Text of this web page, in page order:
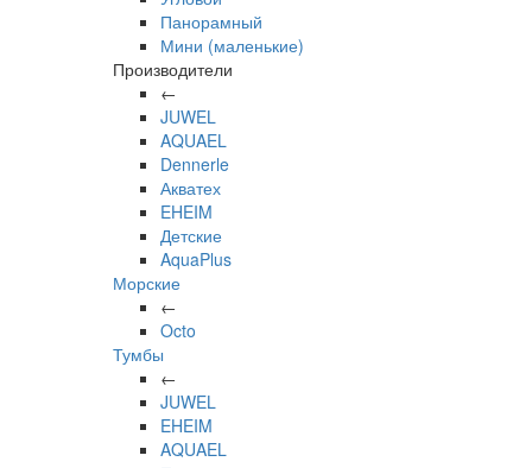
Панорамный
Мини (маленькие)
Производители
←
JUWEL
AQUAEL
Dennerle
Акватех
EHEIM
Детские
AquaPlus
Морские
←
Octo
Тумбы
←
JUWEL
EHEIM
AQUAEL